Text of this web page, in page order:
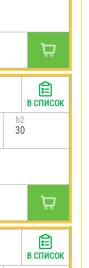
b2
30
В СПИСОК
В СПИСОК